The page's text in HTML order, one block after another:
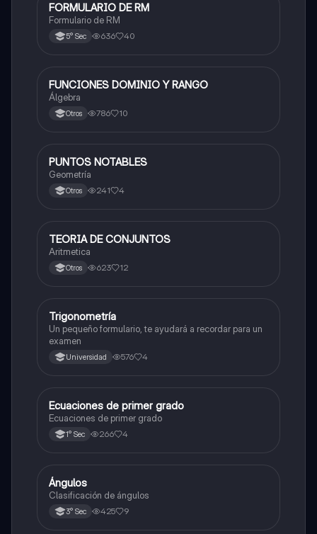
Matemáticas
FORMULARIO DE RM
Formulario de RM
5° Sec 636 40
Matemáticas
FUNCIONES DOMINIO Y RANGO
Álgebra
Otros 786 10
Matemáticas
PUNTOS NOTABLES
Geometría
Otros 241 4
Matemáticas
TEORIA DE CONJUNTOS
Aritmetica
Otros 623 12
Matemáticas
Trigonometría
Un pequeño formulario, te ayudará a recordar para un
examen
Universidad 576 4
Matemáticas
Ecuaciones de primer grado
Ecuaciones de primer grado
1° Sec 266 4
Matemáticas
Ángulos
Clasificación de ángulos
3° Sec 425 9